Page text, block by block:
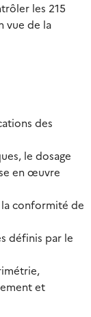
les 215
vue de la
des
le dosage
en œuvre
conformité de
définis par le
et